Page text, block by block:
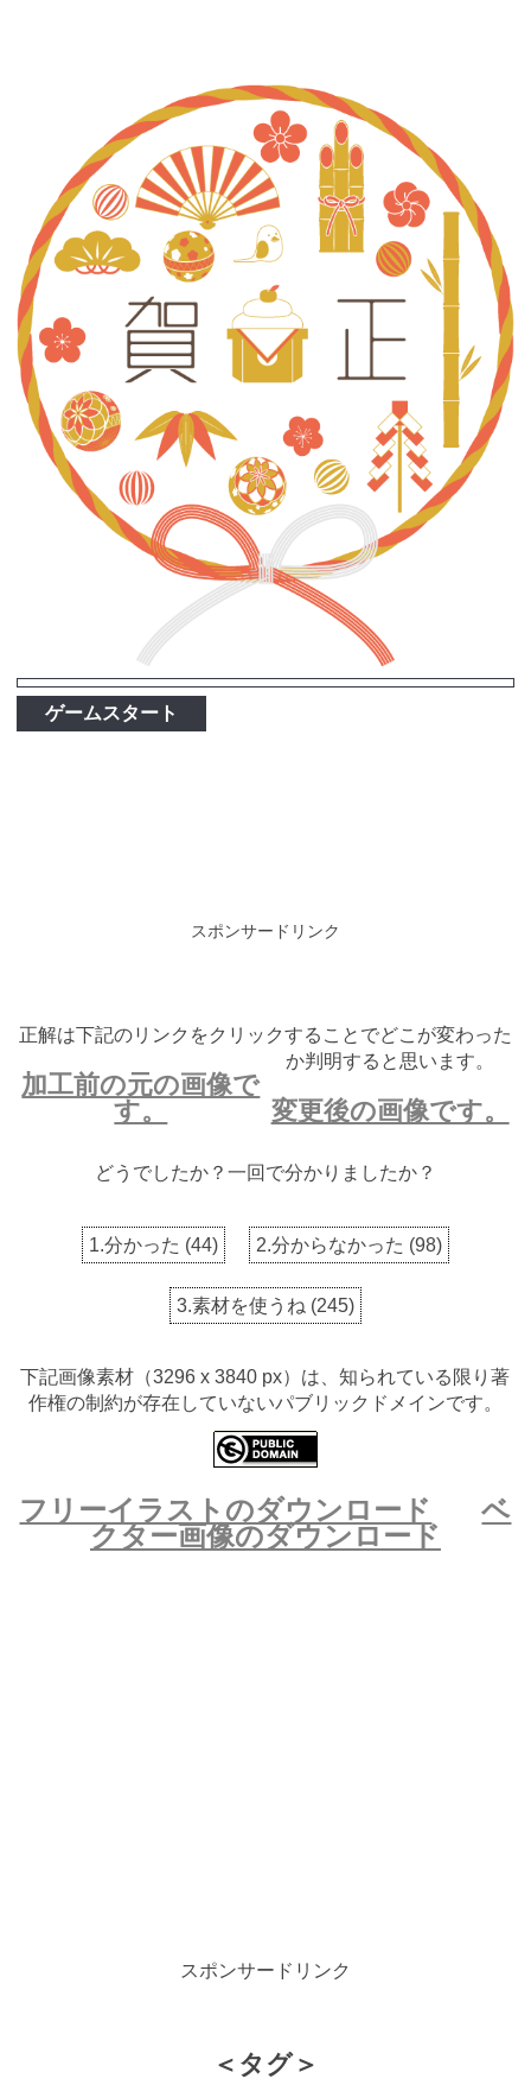
ゲームスタート
スポンサードリンク
正解は下記のリンクをクリックすることでどこが変わった
か判明すると思います。
加工前の元の画像で
す。
変更後の画像です。
どうでしたか？一回で分かりましたか？
1.分かった (44) 2.分からなかった (98)
3.素材を使うね (245)
下記画像素材（3296 x 3840 px）は、知られている限り著
作権の制約が存在していないパブリックドメインです。
フリーイラストのダウンロード
ベ
クター画像のダウンロード
スポンサードリンク
＜タグ＞